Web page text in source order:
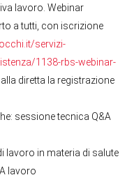
lavoro. Webinar
a tutti, con iscrizione
servizi-
1138-rbs-webinar-
diretta la registrazione
sessione tecnica Q&A
lavoro in materia di salute
lavoro